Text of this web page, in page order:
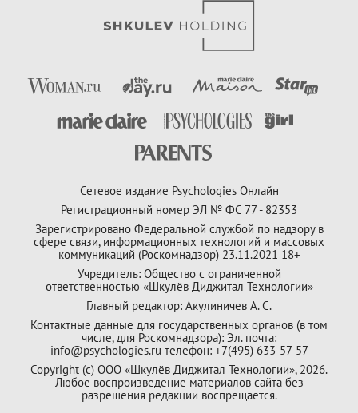
Сетевое издание Psychologies Онлайн
Регистрационный номер ЭЛ № ФС 77 - 82353
Зарегистрировано Федеральной службой по надзору в
сфере связи, информационных технологий и массовых
коммуникаций (Роскомнадзор) 23.11.2021 18+
Учредитель: Общество с ограниченной
ответственностью «Шкулёв Диджитал Технологии»
Главный редактор: Акулиничев А. С.
Контактные данные для государственных органов (в том
числе, для Роскомнадзора): Эл. почта:
info@psychologies.ru телефон: +7(495) 633-57-57
Copyright (с) ООО «Шкулёв Диджитал Технологии», 2026.
Любое воспроизведение материалов сайта без
разрешения редакции воспрещается.